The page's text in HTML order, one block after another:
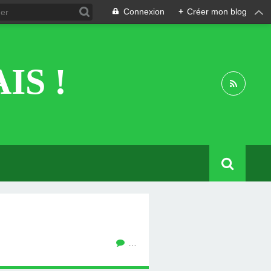
Connexion + Créer mon blog
!
…